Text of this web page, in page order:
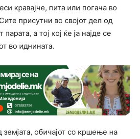
кравајче, пита или погача во
присутни во својот дел од
парата, а тој кој ќе ја најде се
во иднината.
обичајот со кршење на